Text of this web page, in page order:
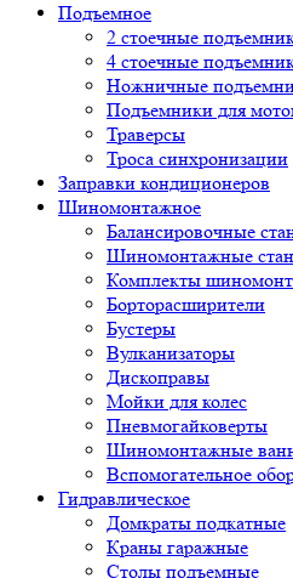
Подъемное
2 стоечные
4 стоечные
Ножничные
Подъемники для
Траверсы
Троса синхронизации
Заправки кондиционеров
Шиномонтажное
Балансировочные
Шиномонтажные
Комплекты
Борторасширители
Бустеры
Вулканизаторы
Дископравы
Мойки для колес
Пневмогайковерты
Шиномонтажные
Вспомогательное
Гидравлическое
Домкраты подкатные
Краны гаражные
Столы подъемные